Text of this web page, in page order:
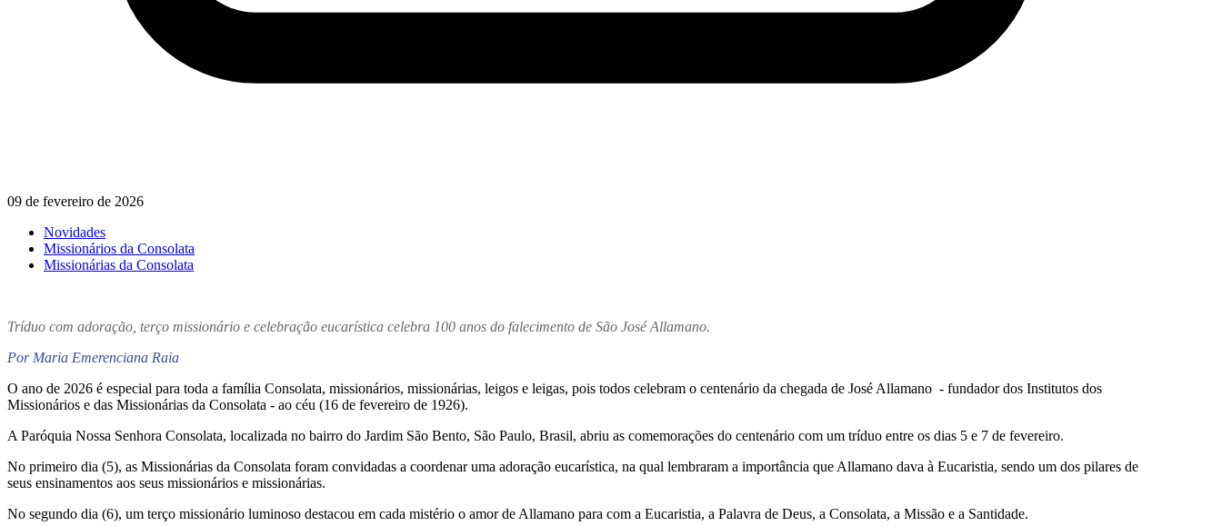
09 de fevereiro de 2026
Novidades
Missionários da Consolata
Missionárias da Consolata
Tríduo com adoração, terço missionário e celebração eucarística celebra 100 anos do falecimento de São José Allamano.
Por Maria Emerenciana Raia
O ano de 2026 é especial para toda a família Consolata, missionários, missionárias, leigos e leigas, pois todos celebram o centenário da chegada de José Allamano - fundador dos Institutos dos
Missionários e das Missionárias da Consolata - ao céu (16 de fevereiro de 1926).
A Paróquia Nossa Senhora Consolata, localizada no bairro do Jardim São Bento, São Paulo, Brasil, abriu as comemorações do centenário com um tríduo entre os dias 5 e 7 de fevereiro.
No primeiro dia (5), as Missionárias da Consolata foram convidadas a coordenar uma adoração eucarística, na qual lembraram a importância que Allamano dava à Eucaristia, sendo um dos pilares de
seus ensinamentos aos seus missionários e missionárias.
No segundo dia (6), um terço missionário luminoso destacou em cada mistério o amor de Allamano para com a Eucaristia, a Palavra de Deus, a Consolata, a Missão e a Santidade.